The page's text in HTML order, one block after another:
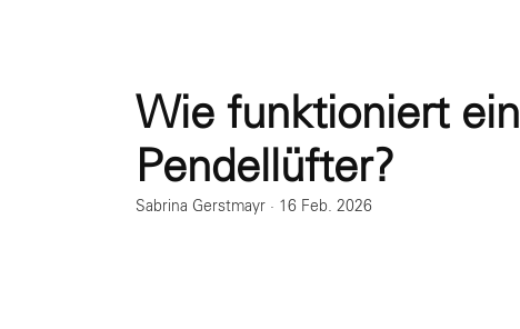
Wie funktioniert ein
Pendellüfter?
Sabrina Gerstmayr · 16 Feb. 2026